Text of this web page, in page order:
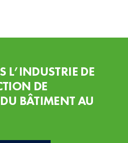
L’INDUSTRIE DE
DE
BÂTIMENT AU